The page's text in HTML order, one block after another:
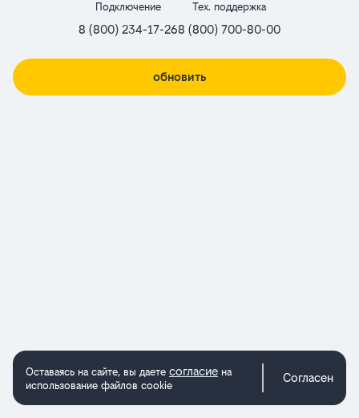
Подключение
8 (800) 234-17-26
Тех. поддержка
8 (800) 700-80-00
обновить
Оставаясь на сайте, вы даете согласие на
использование файлов cookie
Согласен